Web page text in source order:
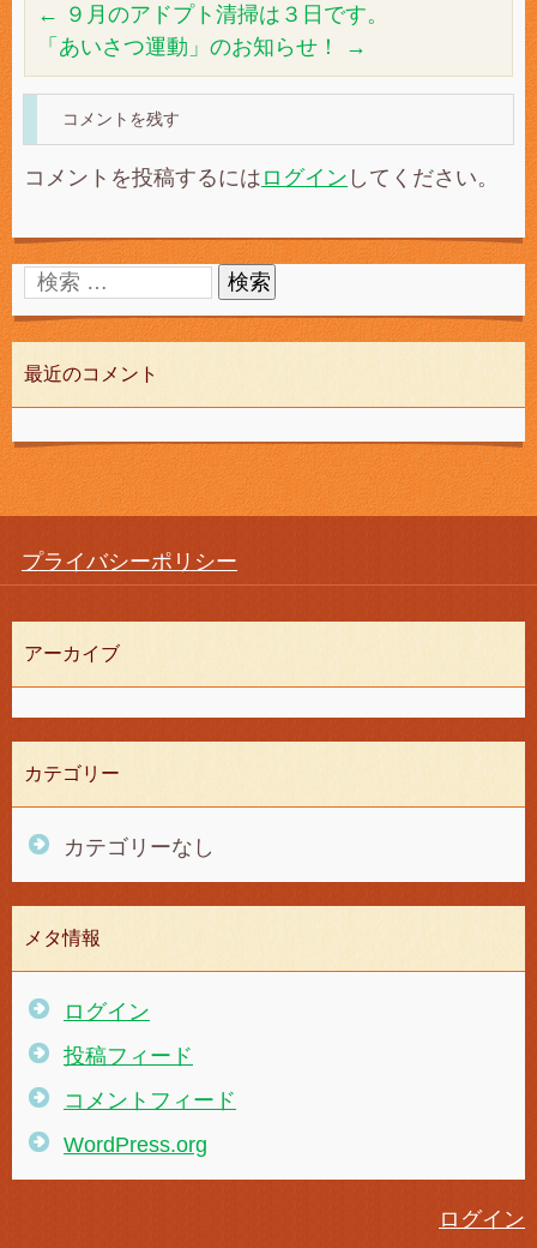
← ９月のアドプト清掃は３日です。
「あいさつ運動」のお知らせ！
→
コメントを残す
コメントを投稿するには ログイン してください。
最近のコメント
プライバシーポリシー
アーカイブ
カテゴリー
カテゴリーなし
メタ情報
ログイン
投稿フィード
コメントフィード
WordPress.org
ログイン